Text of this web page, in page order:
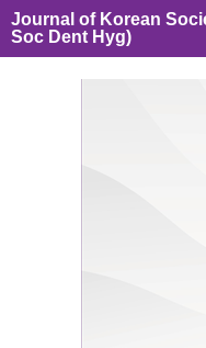
Journal of Korean
Soc Dent Hyg)